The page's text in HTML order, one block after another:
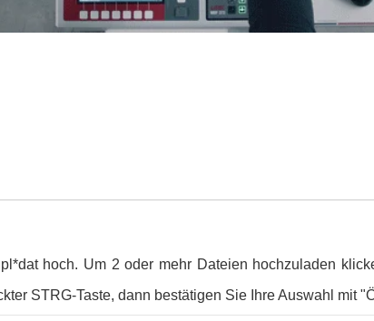
hoch. Um 2 oder mehr Dateien hochzuladen
STRG-Taste, dann bestätigen Sie Ihre Auswahl mit